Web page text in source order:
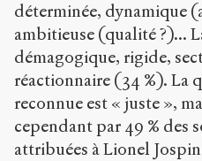
déterminée, dynamique
ambitieuse (qualité ?)...
démagogique, rigide,
réactionnaire (34 %). La
reconnue est « juste »,
cependant par 49 % des
attribuées à Lionel